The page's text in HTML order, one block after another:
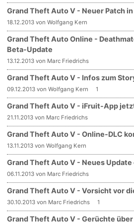
Grand Theft Auto V - Neuer Patch
18.12.2013 von Wolfgang Kern
Grand Theft Auto Online -
Beta-Update
13.12.2013 von Marc Friedrichs
Grand Theft Auto V - Infos zum
09.12.2013 von Wolfgang Kern 1
Grand Theft Auto V - iFruit-App
21.11.2013 von Marc Friedrichs
Grand Theft Auto V - Online-DLC
13.11.2013 von Wolfgang Kern
Grand Theft Auto V - Neues
06.11.2013 von Marc Friedrichs
Grand Theft Auto V - Vorsicht vor
30.10.2013 von Marc Friedrichs 1
Grand Theft Auto V - Gerüchte